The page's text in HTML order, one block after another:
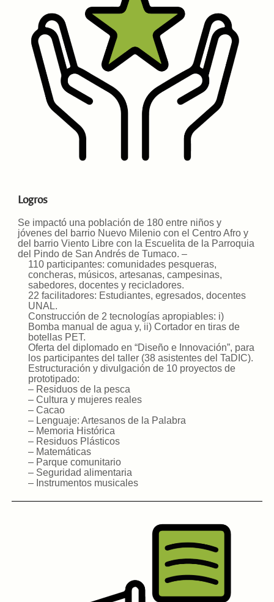
Logros
Se impactó una población de 180 entre niños y
jóvenes del barrio Nuevo Milenio con el Centro Afro y
del barrio Viento Libre con la Escuelita de la Parroquia
del Pindo de San Andrés de Tumaco. –
110 participantes: comunidades pesqueras,
concheras, músicos, artesanas, campesinas,
sabedores, docentes y recicladores.
22 facilitadores: Estudiantes, egresados, docentes
UNAL.
Construcción de 2 tecnologías apropiables: i)
Bomba manual de agua y, ii) Cortador en tiras de
botellas PET.
Oferta del diplomado en “Diseño e Innovación”, para
los participantes del taller (38 asistentes del TaDIC).
Estructuración y divulgación de 10 proyectos de
prototipado:
– Residuos de la pesca
– Cultura y mujeres reales
– Cacao
– Lenguaje: Artesanos de la Palabra
– Memoria Histórica
– Residuos Plásticos
– Matemáticas
– Parque comunitario
– Seguridad alimentaria
– Instrumentos musicales